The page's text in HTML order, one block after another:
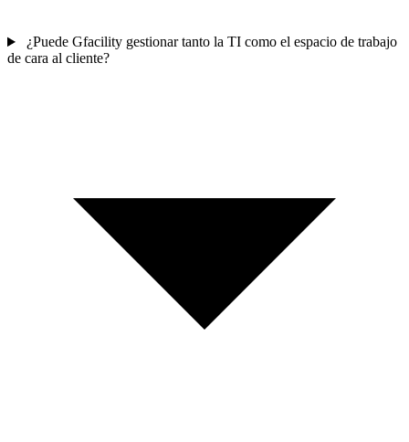
¿Puede Gfacility gestionar tanto la TI como el espacio de trabajo
de cara al cliente?